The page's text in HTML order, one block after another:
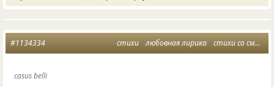
стихи любовная лирика стихи со смыслом
#1134334
сasus belli